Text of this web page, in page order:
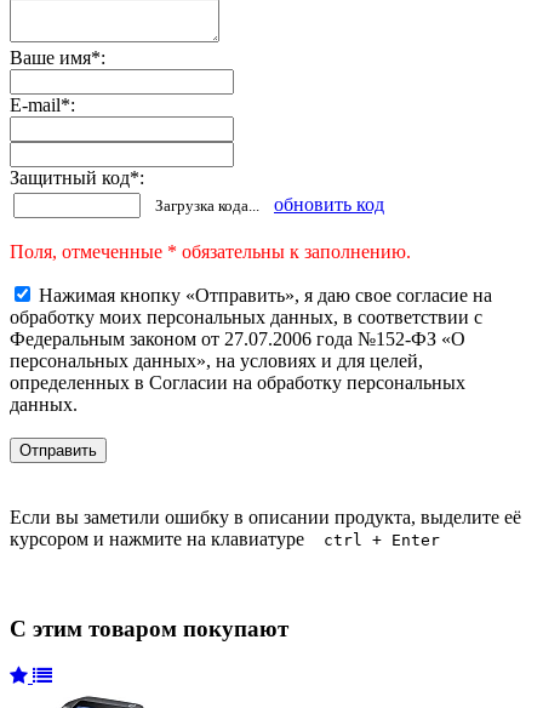
Ваше имя*:
E-mail*:
Защитный код*:
Загрузка кода... обновить код
Поля, отмеченные * обязательны к заполнению.
Нажимая кнопку «Отправить», я даю свое согласие на
обработку моих персональных данных, в соответствии с
Федеральным законом от 27.07.2006 года №152-ФЗ «О
персональных данных», на условиях и для целей,
определенных в Согласии на обработку персональных
данных.
Если вы заметили ошибку в описании продукта, выделите её
курсором и нажмите на клавиатуре
ctrl + Enter
С этим товаром покупают